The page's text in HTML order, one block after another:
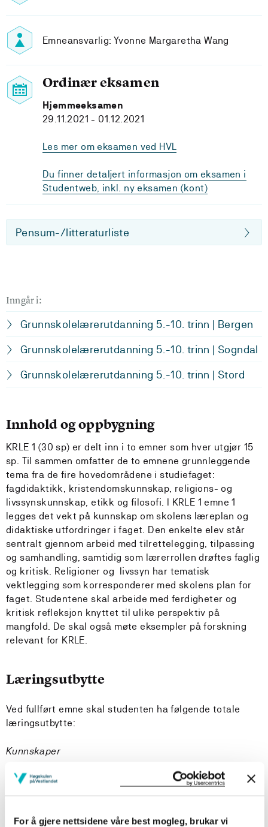
For å gjere nettsidene våre best mogleg, brukar vi
Emneansvarlig: Yvonne Margaretha Wang
Ordinær eksamen
Hjemmeeksamen
29.11.2021 - 01.12.2021
Les mer om eksamen ved HVL
Du finner detaljert informasjon om eksamen i
Studentweb, inkl. ny eksamen (kont)
Pensum-/litteraturliste
Inngår i:
Grunnskolelærerutdanning 5.-10. trinn | Bergen
Grunnskolelærerutdanning 5.-10. trinn | Sogndal
Grunnskolelærerutdanning 5.-10. trinn | Stord
Innhold og oppbygning
KRLE 1 (30 sp) er delt inn i to emner som hver utgjør 15
sp. Til sammen omfatter de to emnene grunnleggende
tema fra de fire hovedområdene i studiefaget:
fagdidaktikk, kristendomskunnskap, religions- og
livssynskunnskap, etikk og filosofi. I KRLE 1 emne 1
legges det vekt på kunnskap om skolens læreplan og
didaktiske utfordringer i faget. Den enkelte elev står
sentralt gjennom arbeid med tilrettelegging, tilpassing
og samhandling, samtidig som lærerrollen drøftes faglig
og kritisk. Religioner og livssyn har tematisk
vektlegging som korresponderer med skolens plan for
faget. Studentene skal arbeide med ferdigheter og
kritisk refleksjon knyttet til ulike perspektiv på
mangfold. De skal også møte eksempler på forskning
relevant for KRLE.
Læringsutbytte
Ved fullført emne skal studenten ha følgende totale
læringsutbytte:
Kunnskaper
Kandidaten
komparativt perspektiv